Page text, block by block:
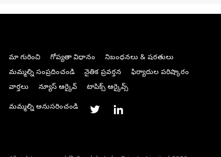
మా గురించి గోప్యతా విధానం
నిబంధనలు & షరతులు
మమ్మల్ని సంప్రదించండి
నైతిక ప్రవర్తన
ఫిర్యాదుల పరిష్కారం
వార్తలు
న్యూస్ ఆర్కైవ్ టాపిక్స్ ఆర్కైవ్స్
మమ్మల్ని అనుసరించండి